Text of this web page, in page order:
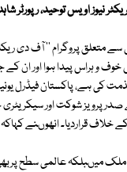
نیوز اویس توحید، رپورٹر
متعلق پروگرام '' آف دی
و ہراس پیدا ہوا اور ان کے
کی ہے، پاکستان فیڈرل
صدر پرویز شوکت اور
خلاف قراردیا۔ انھوںنے
میںبلکہ عالمی سطح